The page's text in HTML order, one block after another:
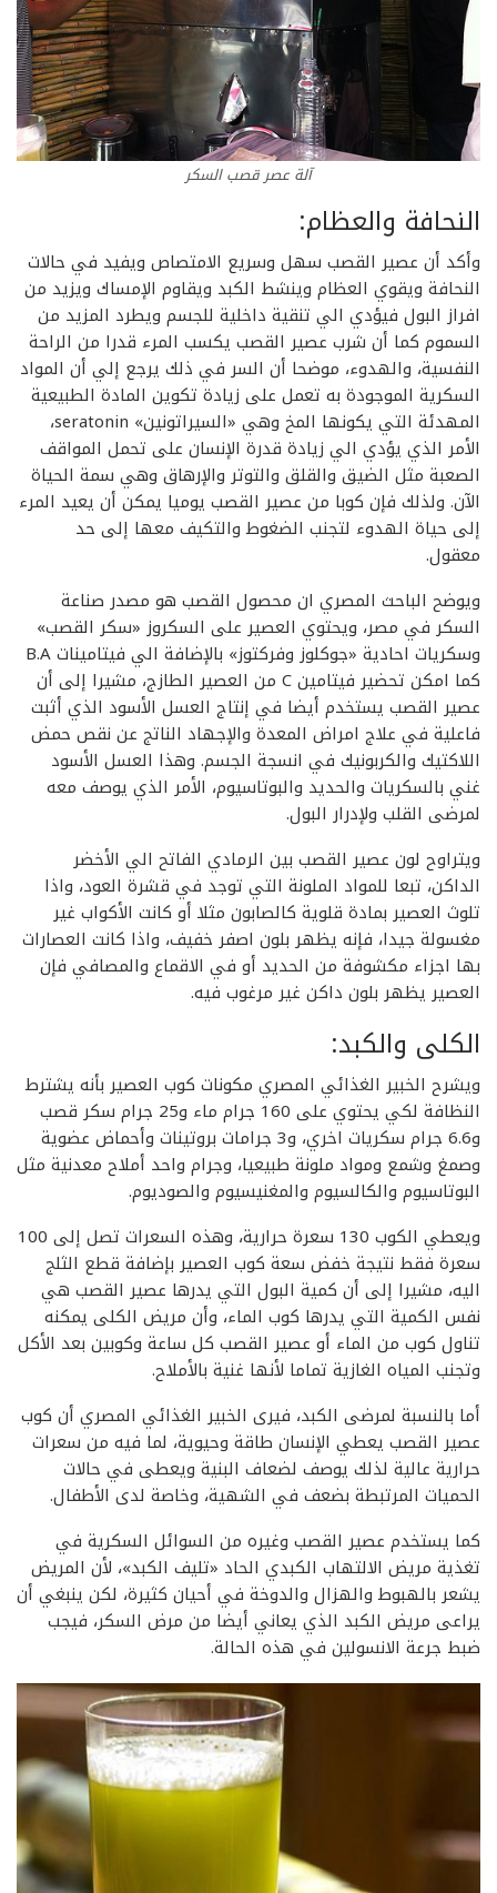
آلة عصر قصب السكر
النحافة والعظام:
وأكد أن عصير القصب سهل وسريع الامتصاص ويفيد في حالات
النحافة ويقوي العظام وينشط الكبد ويقاوم الإمساك ويزيد من
افراز البول فيؤدي الي تنقية داخلية للجسم ويطرد المزيد من
السموم كما أن شرب عصير القصب يكسب المرء قدرا من الراحة
النفسية، والهدوء، موضحا أن السر في ذلك يرجع إلي أن المواد
السكرية الموجودة به تعمل على زيادة تكوين المادة الطبيعية
المهدئة التي يكونها المخ وهي «السيراتونين» seratonin،
الأمر الذي يؤدي الي زيادة قدرة الإنسان على تحمل المواقف
الصعبة مثل الضيق والقلق والتوتر والإرهاق وهي سمة الحياة
الآن. ولذلك فإن كوبا من عصير القصب يوميا يمكن أن يعيد المرء
إلى حياة الهدوء لتجنب الضغوط والتكيف معها إلى حد
معقول.
ويوضح الباحث المصري ان محصول القصب هو مصدر صناعة
السكر في مصر، ويحتوي العصير على السكروز «سكر القصب»
وسكريات احادية «جوكلوز وفركتوز» بالإضافة الي فيتامينات B.A
كما امكن تحضير فيتامين C من العصير الطازج، مشيرا إلى أن
عصير القصب يستخدم أيضا في إنتاج العسل الأسود الذي أثبت
فاعلية في علاج امراض المعدة والإجهاد الناتج عن نقص حمض
اللاكتيك والكربونيك في انسجة الجسم. وهذا العسل الأسود
غني بالسكريات والحديد والبوتاسيوم، الأمر الذي يوصف معه
لمرضى القلب ولإدرار البول.
ويتراوح لون عصير القصب بين الرمادي الفاتح الي الأخضر
الداكن، تبعا للمواد الملونة التي توجد في قشرة العود، واذا
تلوث العصير بمادة قلوية كالصابون مثلا أو كانت الأكواب غير
مغسولة جيدا، فإنه يظهر بلون اصفر خفيف، واذا كانت العصارات
بها اجزاء مكشوفة من الحديد أو في الاقماع والمصافي فإن
العصير يظهر بلون داكن غير مرغوب فيه.
الكلى والكبد:
ويشرح الخبير الغذائي المصري مكونات كوب العصير بأنه يشترط
النظافة لكي يحتوي على 160 جرام ماء و25 جرام سكر قصب
و6.6 جرام سكريات اخري، و3 جرامات بروتينات وأحماض عضوية
وصمغ وشمع ومواد ملونة طبيعيا، وجرام واحد أملاح معدنية مثل
البوتاسيوم والكالسيوم والمغنيسيوم والصوديوم.
ويعطي الكوب 130 سعرة حرارية، وهذه السعرات تصل إلى 100
سعرة فقط نتيجة خفض سعة كوب العصير بإضافة قطع الثلج
اليه، مشيرا إلى أن كمية البول التي يدرها عصير القصب هي
نفس الكمية التي يدرها كوب الماء، وأن مريض الكلى يمكنه
تناول كوب من الماء أو عصير القصب كل ساعة وكوبين بعد الأكل
وتجنب المياه الغازية تماما لأنها غنية بالأملاح.
أما بالنسبة لمرضى الكبد، فيرى الخبير الغذائي المصري أن كوب
عصير القصب يعطي الإنسان طاقة وحيوية، لما فيه من سعرات
حرارية عالية لذلك يوصف لضعاف البنية ويعطى في حالات
الحميات المرتبطة بضعف في الشهية، وخاصة لدى الأطفال.
كما يستخدم عصير القصب وغيره من السوائل السكرية في
تغذية مريض الالتهاب الكبدي الحاد «تليف الكبد»، لأن المريض
يشعر بالهبوط والهزال والدوخة في أحيان كثيرة، لكن ينبغي أن
يراعى مريض الكبد الذي يعاني أيضا من مرض السكر، فيجب
ضبط جرعة الانسولين في هذه الحالة.